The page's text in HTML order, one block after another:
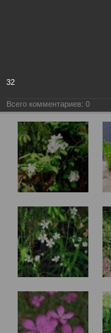
32
Всего комментариев: 0